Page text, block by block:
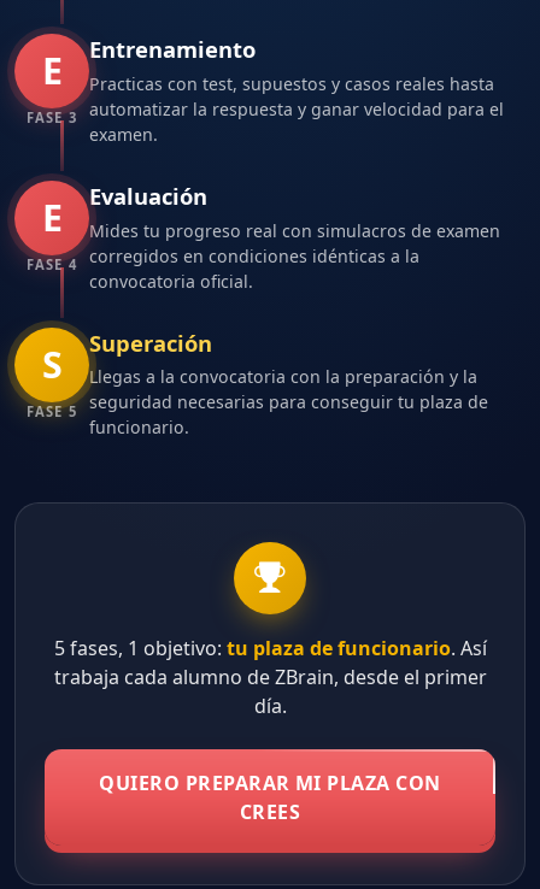
E
FASE 3
Entrenamiento
Practicas con test, supuestos y casos reales hasta
automatizar la respuesta y ganar velocidad para el
examen.
E
FASE 4
Evaluación
Mides tu progreso real con simulacros de examen
corregidos en condiciones idénticas a la
convocatoria oficial.
S
FASE 5
Superación
Llegas a la convocatoria con la preparación y la
seguridad necesarias para conseguir tu plaza de
funcionario.
5 fases, 1 objetivo: tu plaza de funcionario. Así
trabaja cada alumno de ZBrain, desde el primer
día.
QUIERO PREPARAR MI PLAZA CON
CREES